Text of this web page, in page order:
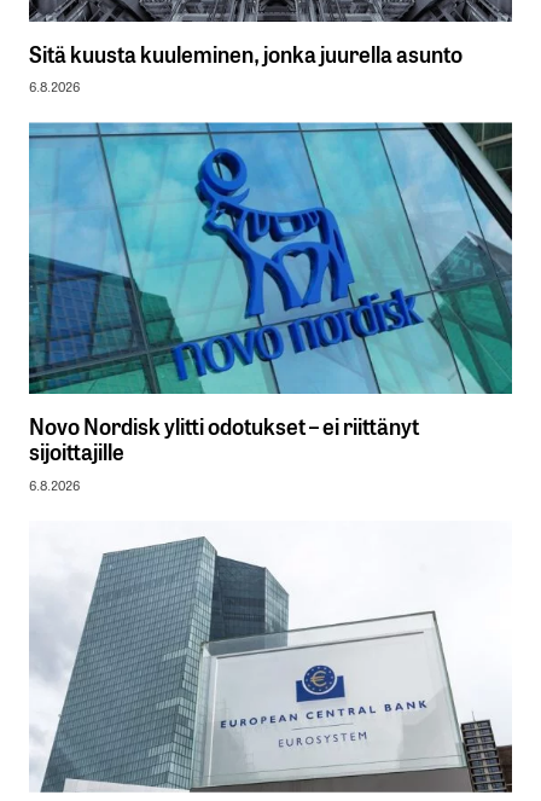
Sitä kuusta kuuleminen, jonka juurella asunto
6.8.2026
Novo Nordisk ylitti odotukset – ei riittänyt
sijoittajille
6.8.2026